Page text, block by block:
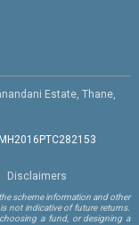
Estate, Thane,
Disclaimers
scheme information and other
not indicative of future returns.
a fund, or designing a